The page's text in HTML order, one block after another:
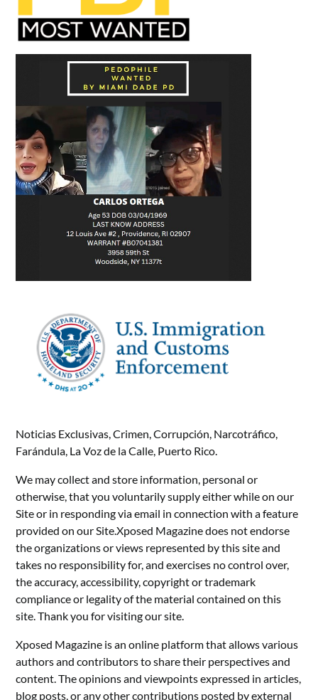
Noticias Exclusivas, Crimen, Corrupción, Narcotráfico,
Farándula, La Voz de la Calle, Puerto Rico.
We may collect and store information, personal or
otherwise, that you voluntarily supply either while on our
Site or in responding via email in connection with a feature
provided on our Site.Xposed Magazine does not endorse
the organizations or views represented by this site and
takes no responsibility for, and exercises no control over,
the accuracy, accessibility, copyright or trademark
compliance or legality of the material contained on this
site. Thank you for visiting our site.
Xposed Magazine is an online platform that allows various
authors and contributors to share their perspectives and
content. The opinions and viewpoints expressed in articles,
blog posts, or any other contributions posted by external